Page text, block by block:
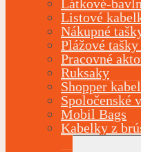
Látkové-
Listové
Nákupné
Plážové
Pracovné
Ruksaky
Shopper
Spoločenské
Mobil Bags
Kabelky z